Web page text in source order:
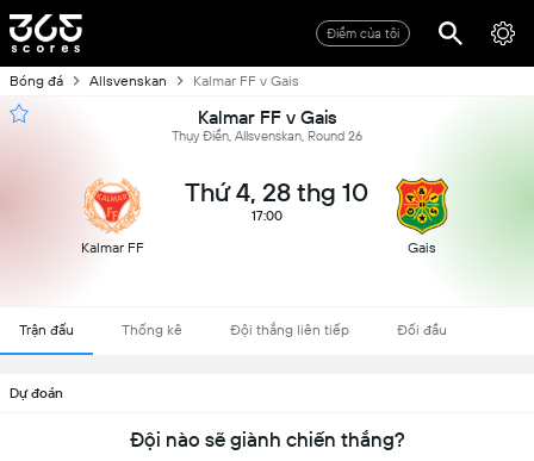
Điểm của tôi
Bóng đá Allsvenskan Kalmar FF v Gais
Kalmar FF v Gais
Thụy Điển, Allsvenskan, Round 26
Kalmar FF
Thứ 4, 28 thg 10
17:00
Gais
Trận đấu Thống kê Đội thắng liên tiếp Đối đầu
Dự đoán
Đội nào sẽ giành chiến thắng?